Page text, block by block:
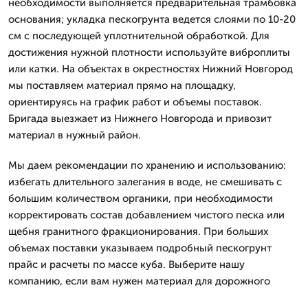
необходимости выполняется предварительная трамбовка
основания; укладка пескогрунта ведется слоями по 10-20
см с последующей уплотнительной обработкой. Для
достижения нужной плотности используйте виброплиты
или катки. На объектах в окрестностях Нижний Новгород
мы поставляем материал прямо на площадку,
ориентируясь на график работ и объемы поставок.
Бригада выезжает из Нижнего Новгорода и привозит
материал в нужный район.
Мы даем рекомендации по хранению и использованию:
избегать длительного залегания в воде, не смешивать с
большим количеством органики, при необходимости
корректировать состав добавлением чистого песка или
щебня гранитного фракционирования. При больших
объемах поставки указываем подробный пескогрунт
прайс и расчеты по массе куба. Выберите нашу
компанию, если вам нужен материал для дорожного